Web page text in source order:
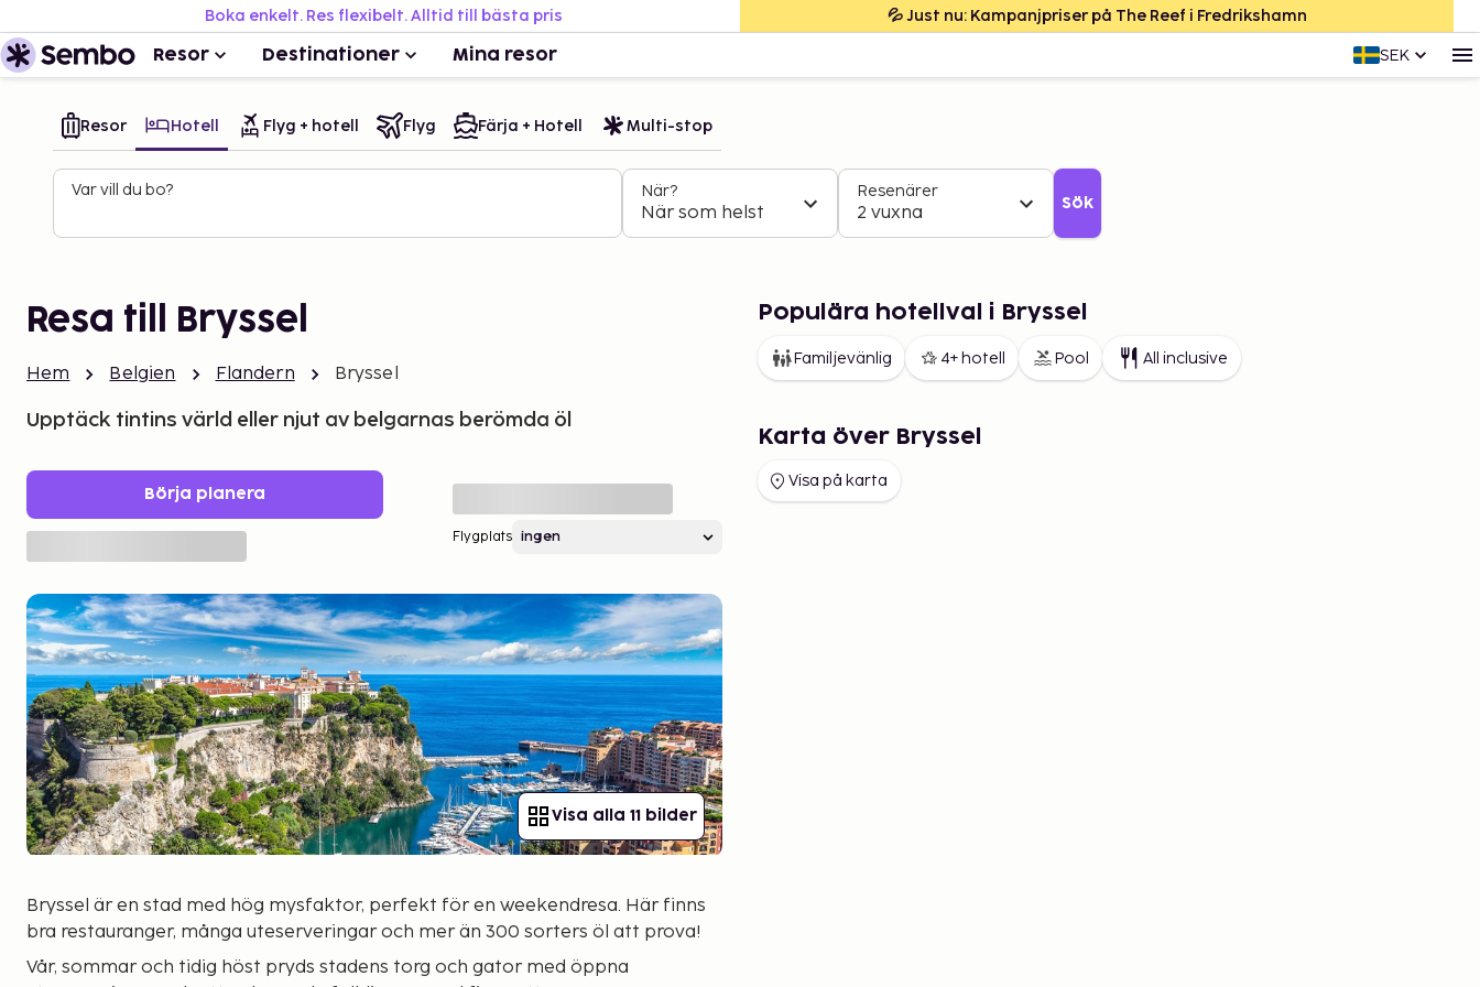
Boka enkelt. Res flexibelt. Alltid till bästa pris 💦 Just nu: Kampanjpriser på The Reef i Fredrikshamn
Resor Destinationer Mina resor SEK
Resor Hotell Flyg + hotell Flyg Färja + Hotell Multi-stop
Var vill du bo? När?
När som helst
Resenärer
2 vuxna Sök
Resa till Bryssel
Hem Belgien Flandern Bryssel
Upptäck tintins värld eller njut av belgarnas berömda öl
Börja planera
Flygplats
Visa alla 11 bilder
Bryssel är en stad med hög mysfaktor, perfekt för en weekendresa. Här finns
bra restauranger, många uteserveringar och mer än 300 sorters öl att prova!
Vår, sommar och tidig höst pryds stadens torg och gator med öppna
Populära hotellval i Bryssel
Familjevänlig 4+ hotell Pool All inclusive
Karta över Bryssel
Visa på karta